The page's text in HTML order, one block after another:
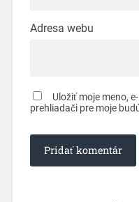
Adresa webu
Uložiť moje meno,
prehliadači pre moje